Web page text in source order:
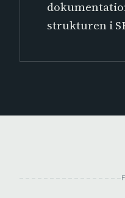
strukturen i